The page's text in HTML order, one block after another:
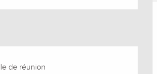
de réunion